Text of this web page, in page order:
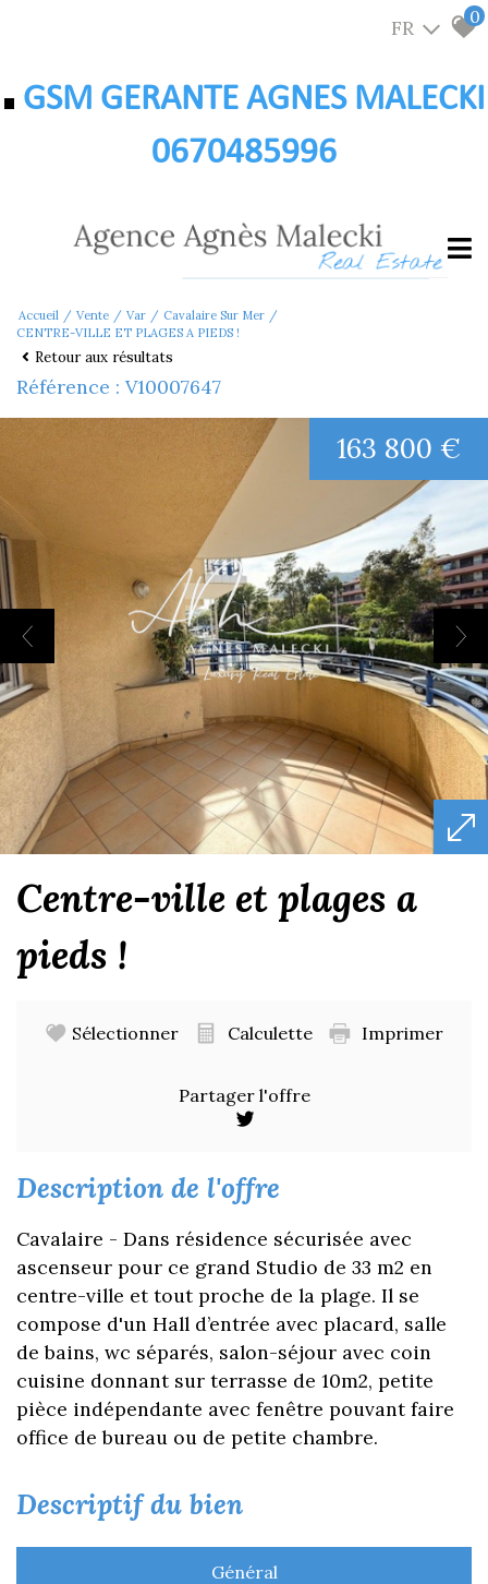
FR 0
GSM GERANTE AGNES MALECKI
0670485996
Accueil Vente Var
Cavalaire Sur Mer
CENTRE-VILLE ET PLAGES A PIEDS !
Retour aux résultats
Référence : V10007647
163 800 €
centre-ville et plages a
pieds !
Sélectionner Calculette Imprimer
Partager l'offre
description de l'offre
Cavalaire - Dans résidence sécurisée avec
ascenseur pour ce grand Studio de 33 m2 en
centre-ville et tout proche de la plage. Il se
compose d'un Hall d’entrée avec placard, salle
de bains, wc séparés, salon-séjour avec coin
cuisine donnant sur terrasse de 10m2, petite
pièce indépendante avec fenêtre pouvant faire
office de bureau ou de petite chambre.
descriptif du bien
Général